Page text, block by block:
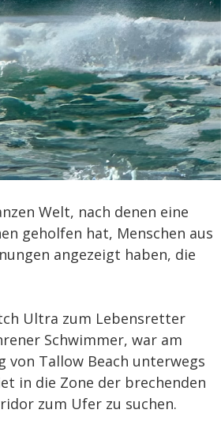
Welt, nach denen eine
geholfen hat, Menschen aus
angezeigt haben, die
Ultra zum Lebensretter
Schwimmer, war am
Tallow Beach unterwegs
in die Zone der brechenden
zum Ufer zu suchen.